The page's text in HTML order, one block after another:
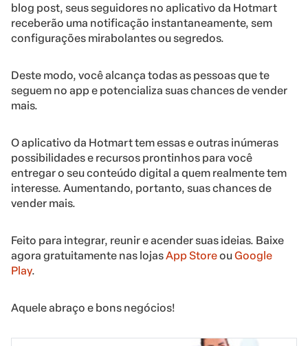
blog post, seus seguidores no aplicativo da Hotmart
receberão uma notificação instantaneamente, sem
configurações mirabolantes ou segredos.
Deste modo, você alcança todas as pessoas que te
seguem no app e potencializa suas chances de vender
mais.
O aplicativo da Hotmart tem essas e outras inúmeras
possibilidades e recursos prontinhos para você
entregar o seu conteúdo digital a quem realmente tem
interesse. Aumentando, portanto, suas chances de
vender mais.
Feito para integrar, reunir e acender suas ideias. Baixe
agora gratuitamente nas lojasApp StoreouGoogle
Play.
Aquele abraço e bons negócios!